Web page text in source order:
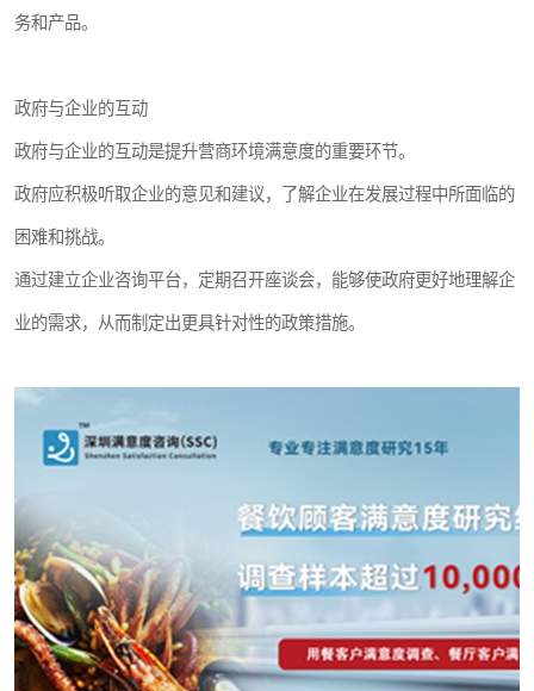
务和产品。
政府与企业的互动
政府与企业的互动是提升营商环境满意度的重要环节。
政府应积极听取企业的意见和建议，了解企业在发展过程中所面临的
困难和挑战。
通过建立企业咨询平台，定期召开座谈会，能够使政府更好地理解企
业的需求，从而制定出更具针对性的政策措施。